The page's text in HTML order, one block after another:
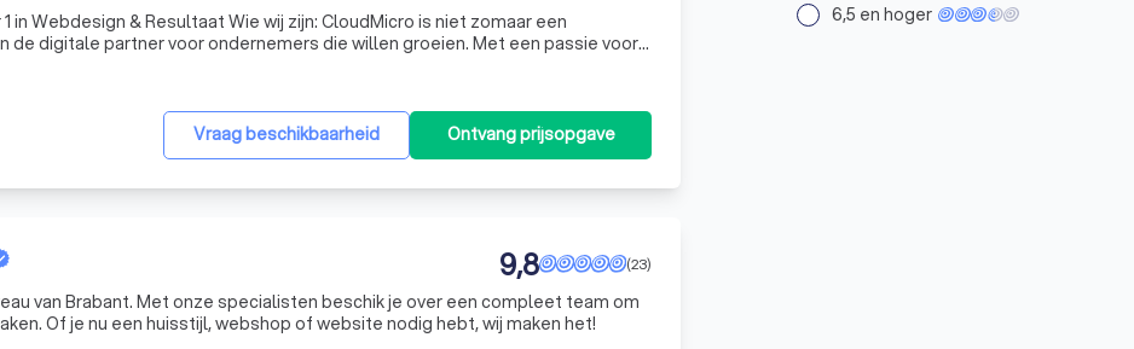
Wie wij zijn: CloudMicro is niet zomaar een
de digitale partner voor ondernemers die willen groeien. Met een passie voor
voor conversie creëren wij professionele websites en webshops die doen
Vraag beschikbaarheid
Ontvang prijsopgave
(23)
9,8
van Brabant. Met onze specialisten beschik je over een compleet team om
Of je nu een huisstijl, webshop of website nodig hebt, wij maken het!
6,5 en hoger